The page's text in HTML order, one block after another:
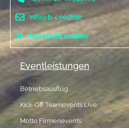
info@b-ceed.de
Nachricht senden
Eventleistungen
Betriebsausflug
Kick-Off Teamevents Live
Motto Firmenevents